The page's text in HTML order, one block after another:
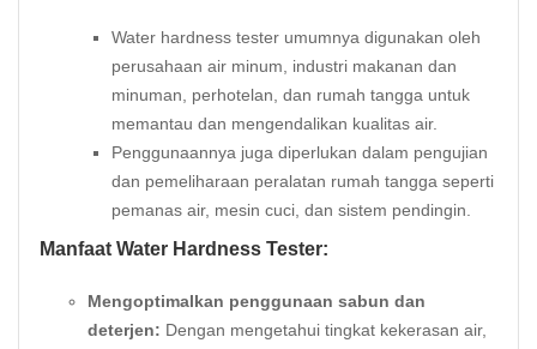
Water hardness tester umumnya digunakan oleh
perusahaan air minum, industri makanan dan
minuman, perhotelan, dan rumah tangga untuk
memantau dan mengendalikan kualitas air.
Penggunaannya juga diperlukan dalam pengujian
dan pemeliharaan peralatan rumah tangga seperti
pemanas air, mesin cuci, dan sistem pendingin.
Manfaat Water Hardness Tester:
Mengoptimalkan penggunaan sabun dan
deterjen: Dengan mengetahui tingkat kekerasan air,